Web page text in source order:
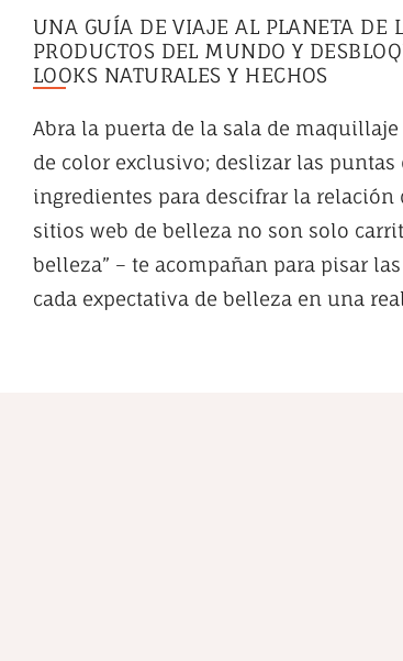
UNA GUÍA DE VIAJE AL PLANETA DE
PRODUCTOS DEL MUNDO Y
LOOKS NATURALES Y HECHOS
Abra la puerta de la sala de
de color exclusivo; deslizar las
ingredientes para descifrar la
sitios web de belleza no son solo
belleza” – te acompañan para pisar
cada expectativa de belleza en una